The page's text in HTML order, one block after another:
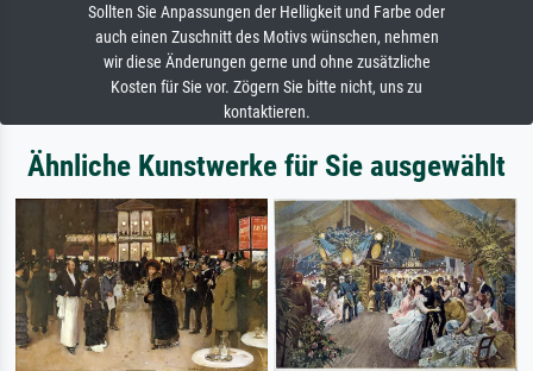
Sollten Sie Anpassungen der Helligkeit und Farbe oder
auch einen Zuschnitt des Motivs wünschen, nehmen
wir diese Änderungen gerne und ohne zusätzliche
Kosten für Sie vor. Zögern Sie bitte nicht, uns zu
kontaktieren.
Ähnliche Kunstwerke für Sie ausgewählt